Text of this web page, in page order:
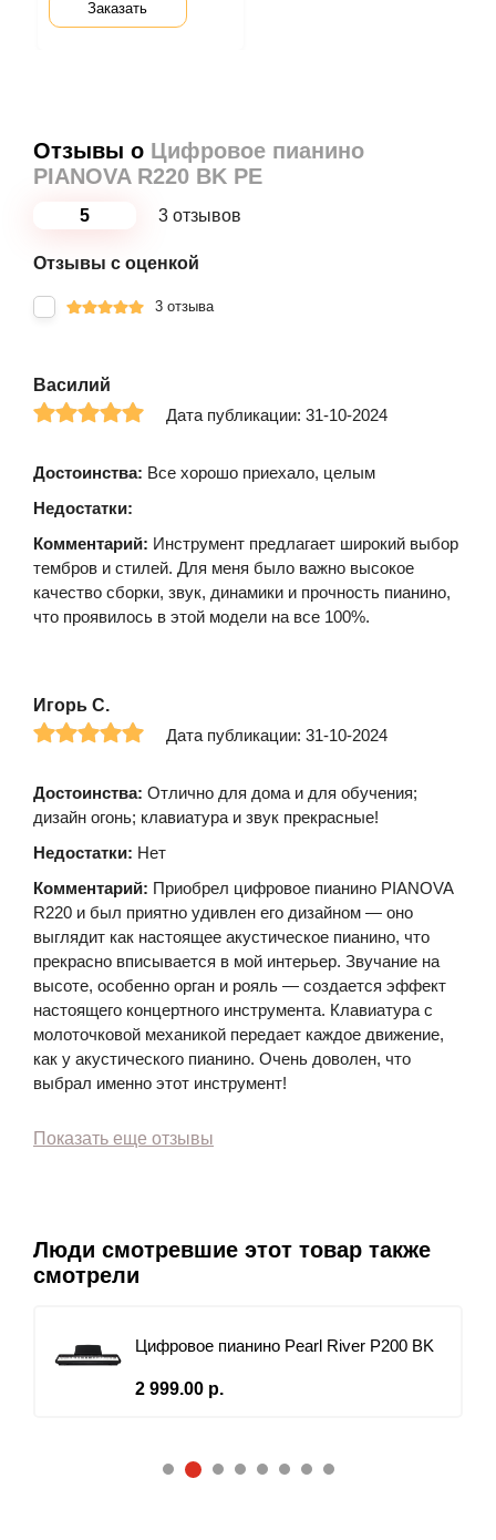
Заказать
Отзывы о Цифровое пианино
PIANOVA R220 BK PE
Отзывы с оценкой
3 отзыва
5 3 отзывов
Василий
Дата публикации: 31-10-2024
Достоинства: Все хорошо приехало, целым
Недостатки:
Комментарий: Инструмент предлагает широкий выбор
тембров и стилей. Для меня было важно высокое
качество сборки, звук, динамики и прочность пианино,
что проявилось в этой модели на все 100%.
Игорь С.
Дата публикации: 31-10-2024
Достоинства: Отлично для дома и для обучения;
дизайн огонь; клавиатура и звук прекрасные!
Недостатки: Нет
Комментарий: Приобрел цифровое пианино PIANOVA
R220 и был приятно удивлен его дизайном — оно
выглядит как настоящее акустическое пианино, что
прекрасно вписывается в мой интерьер. Звучание на
высоте, особенно орган и рояль — создается эффект
настоящего концертного инструмента. Клавиатура с
молоточковой механикой передает каждое движение,
как у акустического пианино. Очень доволен, что
выбрал именно этот инструмент!
Показать еще отзывы
Люди смотревшие этот товар также
смотрели
Цифровое пианино Pearl River P200 BK
2 999.00 р.
1 2 3 4 5 6 7 8